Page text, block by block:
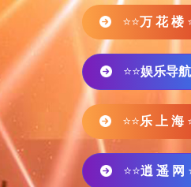
⭐⭐万 花 楼
⭐⭐娱乐导航
⭐⭐乐 上 海
⭐⭐逍 遥 网